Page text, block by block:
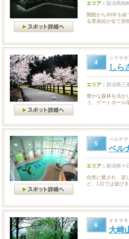
エリア： 新潟県柏
開館から30年を経
る星座絵が全て投
4
シラサ
しら
エリア： 新潟県三
豊かな森林を活か
う。ゲートボール
5
ベルナ
ベル
エリア： 新潟県十
自然に癒され、楽
ど、1日では遊び
6
オオサ
大崎